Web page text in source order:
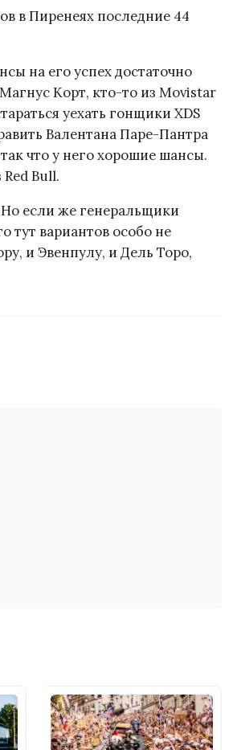
в Пиренеях последние 44
на его успех достаточно
Корт, кто-то из Movistar
уехать гонщики XDS
Валентана Паре-Пантра
что у него хорошие шансы.
Bull.
если же генеральщики
тут вариантов особо не
и Эвенпулу, и Дель Торо,